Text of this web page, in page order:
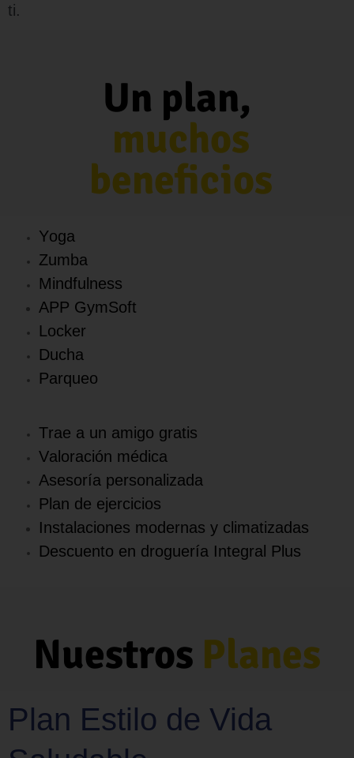
ti.
Un plan,
muchos
beneficios
Yoga
Zumba
Mindfulness
APP GymSoft
Locker
Ducha
Parqueo
Trae a un amigo gratis
Valoración médica
Asesoría personalizada
Plan de ejercicios
Instalaciones modernas y climatizadas
Descuento en droguería Integral Plus
Nuestros Planes
Plan Estilo de Vida